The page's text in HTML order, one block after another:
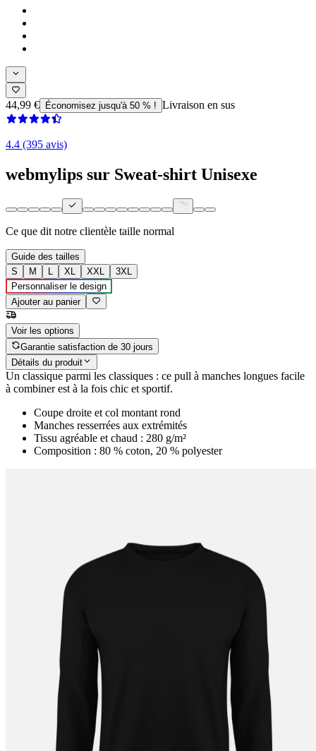
44,99 € Économisez jusqu'à 50 % ! Livraison en sus
4.4 (395 avis)
webmylips sur Sweat-shirt Unisexe
Ce que dit notre clientèle taille normal
Guide des tailles
S
M L XL XXL
3XL
Personnaliser le design
Ajouter au panier
Voir les options
Garantie satisfaction de 30 jours
Détails du produit
Un classique parmi les classiques : ce pull à manches longues facile
à combiner est à la fois chic et sportif.
Coupe droite et col montant rond
Manches resserrées aux extrémités
Tissu agréable et chaud : 280 g/m²
Composition : 80 % coton, 20 % polyester